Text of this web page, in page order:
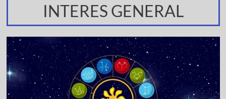
INTERES GENERAL